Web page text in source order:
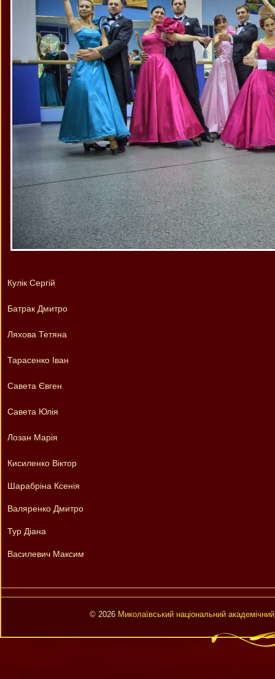
Кулік Сергій
Батрак Дмитро
Ляхова Тетяна
Тарасенко Іван
Савета Євген
Савета Юлія
Лозан Марія
Кисиленко Віктор
Шарабріна Ксенія
Валяренко Дмитро
Тур Діана
Василевич Максим
© 2026 Миколаївський національний